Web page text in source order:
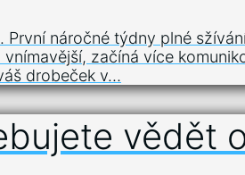
náročné týdny plné
začíná více
drobeček v…
vědět